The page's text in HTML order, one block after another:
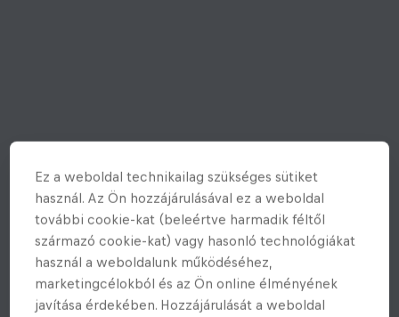
Ez a weboldal technikailag szükséges sütiket
használ. Az Ön hozzájárulásával ez a weboldal
további cookie-kat (beleértve harmadik féltől
származó cookie-kat) vagy hasonló technológiákat
használ a weboldalunk működéséhez,
marketingcélokból és az Ön online élményének
javítása érdekében. Hozzájárulását a weboldal